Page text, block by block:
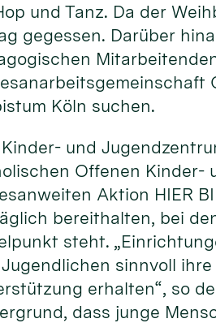
und Tanz. Da der
gegessen. Darüber
Köln suchen.
Kinder- und
Offenen Kinder-
Aktion HIER
bereithalten, bei
steht.
sinnvoll
erhalten“, so
dass junge